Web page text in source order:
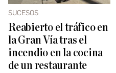
SUCESOS
Reabierto el tráfico en
la Gran Vía tras el
incendio en la cocina
de un restaurante